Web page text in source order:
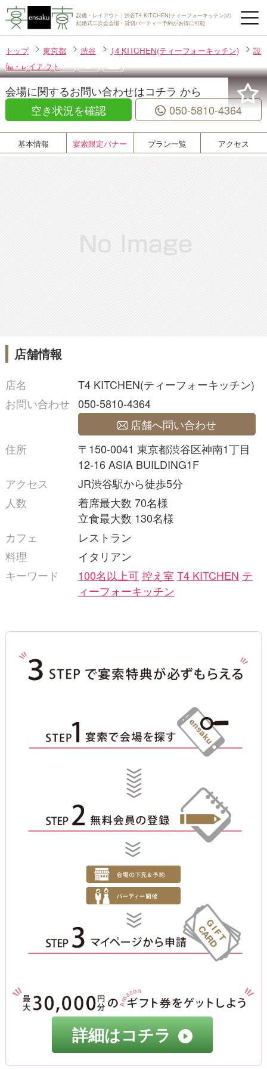
設備・レイアウト｜渋谷T4 KITCHEN(ティーフォーキッチン)の
結婚式二次会会場・貸切パーティー予約がお得に可能
トップ 東京都 渋谷 T4 KITCHEN(ティーフォーキッチン)
設
備・レイアウト
T4 KITCHEN(ティーフォーキッチン)
会場に関するお問い合わせはコチラ から
空き状況を確認
050-5810-4364
基本情報 宴索限定バナー プラン一覧 アクセス
店舗情報
店名
T4 KITCHEN(ティーフォーキッチン)
お問い合わせ 050-5810-4364
店舗へ問い合わせ
住所
〒150-0041 東京都渋谷区神南1丁目
12-16 ASIA BUILDING1F
アクセス
JR渋谷駅から徒歩5分
人数
着席最大数 70名様
立食最大数 130名様
カフェ
レストラン
料理
イタリアン
キーワード
100名以上可控え室 T4 KITCHEN テ
ィーフォーキッチン
詳細はコチラ